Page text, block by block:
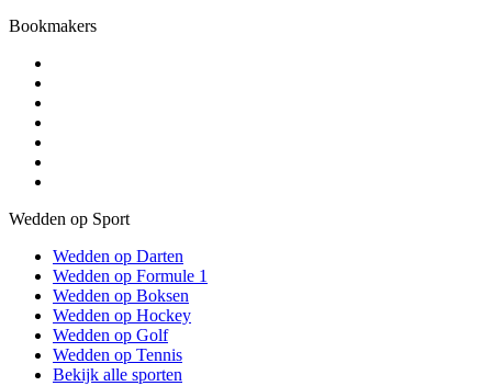
Bookmakers
Wedden op Sport
Wedden op Darten
Wedden op Formule 1
Wedden op Boksen
Wedden op Hockey
Wedden op Golf
Wedden op Tennis
Bekijk alle sporten